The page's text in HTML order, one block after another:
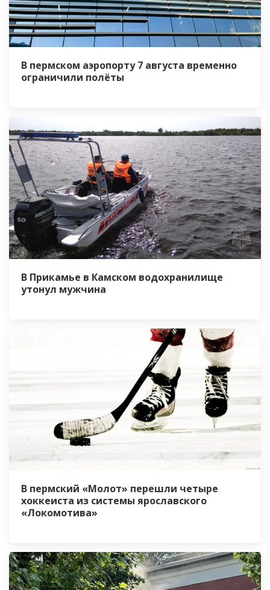
В пермском аэропорту 7 августа временно
ограничили полёты
В Прикамье в Камском водохранилище
утонул мужчина
В пермский «Молот» перешли четыре
хоккеиста из системы ярославского
«Локомотива»